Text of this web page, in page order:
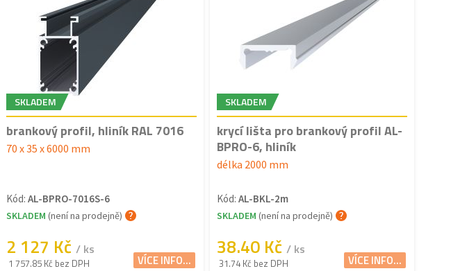
SKLADEM
brankový profil, hliník RAL 7016
70 x 35 x 6000 mm
Kód: AL-BPRO-7016S-6
SKLADEM (není na prodejně)
2 127 Kč / ks
1 757.85 Kč bez DPH VÍCE INFO...
SKLADEM
krycí lišta pro brankový profil AL-
BPRO-6, hliník
délka 2000 mm
Kód: AL-BKL-2m
SKLADEM (není na prodejně)
38.40 Kč / ks
31.74 Kč bez DPH VÍCE INFO...